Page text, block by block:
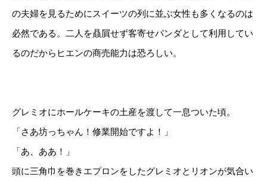
の夫婦を見るためにスイーツの列に並ぶ女性も多くなるのは
必然である。二人を贔屓せず客寄せパンダとして利用してい
るのだからヒエンの商売能力は恐ろしい。
グレミオにホールケーキの土産を渡して一息ついた頃。
「さあ坊っちゃん！修業開始ですよ！」
「あ、ああ！」
頭に三角巾を巻きエプロンをしたグレミオとリオンが気合い